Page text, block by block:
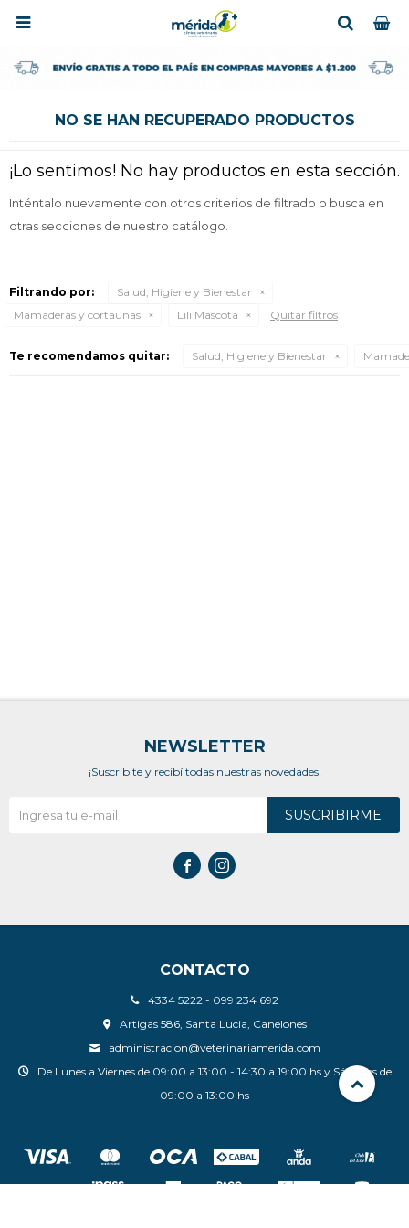

NO SE HAN RECUPERADO PRODUCTOS
¡Lo sentimos! No hay productos en esta sección.
Inténtalo nuevamente con otros criterios de filtrado o busca en
otras secciones de nuestro catálogo.
Filtrando por:
Salud, Higiene y Bienestar
Mamaderas y cortauñas
Lili Mascota Quitar filtros
Te recomendamos quitar: Salud, Higiene y Bienestar
CONTACTO
4334 5222 - 099 234 692
Artigas 586, Santa Lucia, Canelones
administracion@veterinariamerida.com
De Lunes a Viernes de 09:00 a 13:00 - 14:30 a 19:00 hs y Sábados de
09:00 a 13:00 hs
NEWSLETTER
¡Suscribite y recibí todas nuestras novedades!
SUSCRIBIRME
 